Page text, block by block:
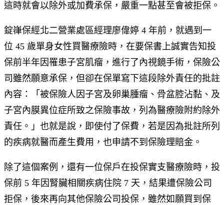
這時就會以除外或加費承保，嚴重一點甚至會被拒保。
錠嵂保經北二營業處區經理廖偉婷 4 年前，就遇到一
位 45 歲單身女性買醫療險時，在要保書上誠實告知投
保前半年因罹患子宮肌瘤，進行了內視鏡手術，保險公
司雖然願意承保，但卻在保單寫下這段除外責任的批註
內容：「被保險人因子宮及卵巢腫瘤、骨盆腔沾黏、及
子宮內膜異位症所致之保險事故，列為醫療險附約除外
責任。」也就是說，即使付了保費，若是因為批註所列
的疾病就醫而產生費用，也申請不到保險理賠金。
除了這個案例，還有一位保戶在投保實支醫療險時，投
保前 5 年因腎臟相關疾病住院 7 天，結果遭保險公司
拒保，後來再向其他保險公司投保，雖然如願買到保